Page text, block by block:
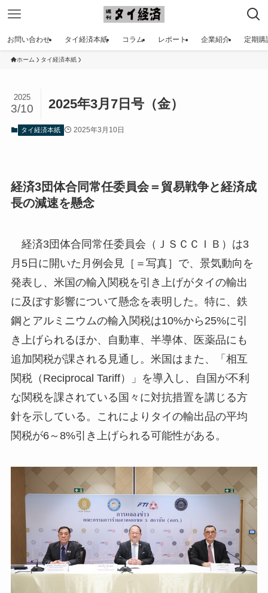
お問い合わせ タイ経済本紙 コラム レポート 企業紹介 定期購
ホーム タイ経済本紙
2025年3月7日号（金）
2025
3/10
タイ経済本紙 2025年3月10日
経済3団体合同常任委員会＝貿易戦争と経済成
長の減速を懸念
経済3団体合同常任委員会（ＪＳＣＣＩＢ）は3
月5日に開いた月例会見［＝写真］で、景気動向を
発表し、米国の輸入関税を引き上げがタイの輸出
に及ぼす影響について懸念を表明した。特に、鉄
鋼とアルミニウムの輸入関税は10%から25%に引
き上げられるほか、自動車、半導体、医薬品にも
追加関税が課される見通し。米国はまた、「相互
関税（Reciprocal Tariff）」を導入し、自国が不利
な関税を課されている国々に対抗措置を講じる方
針を示している。これによりタイの輸出品の平均
関税が6～8%引き上げられる可能性がある。